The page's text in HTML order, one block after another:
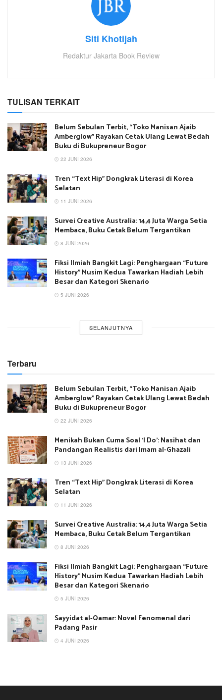
Siti Khotijah
Redaktur Jakarta Book Review
TULISAN TERKAIT
Belum Sebulan Terbit, “Toko Manisan Ajaib
Amberglow” Rayakan Cetak Ulang Lewat Bedah
Buku di Bukupreneur Bogor
22 JUNI 2026
Tren “Text Hip” Dongkrak Literasi di Korea
Selatan
11 JUNI 2026
Survei Creative Australia: 14,4 Juta Warga Setia
Membaca, Buku Cetak Belum Tergantikan
8 JUNI 2026
Fiksi Ilmiah Bangkit Lagi: Penghargaan “Future
History” Musim Kedua Tawarkan Hadiah Lebih
Besar dan Kategori Skenario
5 JUNI 2026
SELANJUTNYA
Terbaru
Belum Sebulan Terbit, “Toko Manisan Ajaib
Amberglow” Rayakan Cetak Ulang Lewat Bedah
Buku di Bukupreneur Bogor
22 JUNI 2026
Menikah Bukan Cuma Soal ‘I Do’: Nasihat dan
Pandangan Realistis dari Imam al-Ghazali
13 JUNI 2026
Tren “Text Hip” Dongkrak Literasi di Korea
Selatan
11 JUNI 2026
Survei Creative Australia: 14,4 Juta Warga Setia
Membaca, Buku Cetak Belum Tergantikan
8 JUNI 2026
Fiksi Ilmiah Bangkit Lagi: Penghargaan “Future
History” Musim Kedua Tawarkan Hadiah Lebih
Besar dan Kategori Skenario
5 JUNI 2026
Sayyidat al-Qamar: Novel Fenomenal dari
Padang Pasir
4 JUNI 2026